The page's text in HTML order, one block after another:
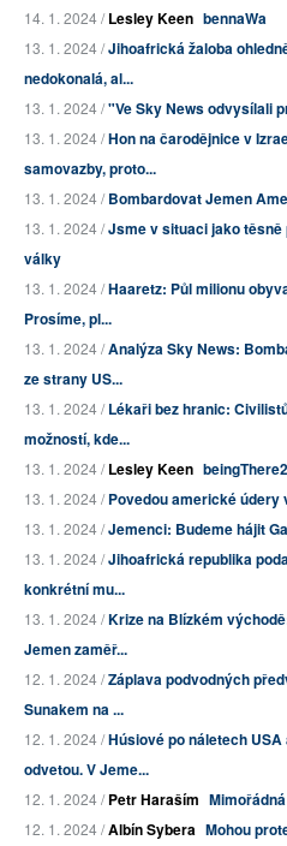
14. 1. 2024 /Lesley Keen bennaWa
13. 1. 2024 /Jihoafrická žaloba
nedokonalá, al...
13. 1. 2024 /"Ve Sky News odvysílali
13. 1. 2024 /Hon na čarodějnice v
samovazby, proto...
13. 1. 2024 /Bombardovat Jemen
13. 1. 2024 /Jsme v situaci jako
války
13. 1. 2024 /Haaretz: Půl milionu
Prosíme, pl...
13. 1. 2024 /Analýza Sky News:
ze strany US...
13. 1. 2024 /Lékaři bez hranic:
možností, kde...
13. 1. 2024 /Lesley Keen beingThere2
13. 1. 2024 /Povedou americké
13. 1. 2024 /Jemenci: Budeme hájit
13. 1. 2024 /Jihoafrická republika
konkrétní mu...
13. 1. 2024 /Krize na Blízkém
Jemen zaměř...
12. 1. 2024 /Záplava podvodných
Sunakem na ...
12. 1. 2024 /Húsiové po náletech
odvetou. V Jeme...
12. 1. 2024 /Petr Haraším
12. 1. 2024 /Albín Sybera Mohou